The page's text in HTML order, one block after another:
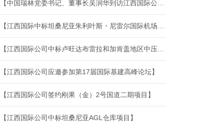
【江西国际公司应邀参加第17届国际基建高峰论坛】
【江西国际公司签约刚果（金）2号国道二期项目】
【江西国际公司中标坦桑尼亚AGL仓库项目】